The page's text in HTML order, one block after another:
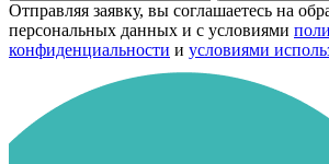
Отправляя заявку, вы соглашаетесь на
персональных данных и с условиями
конфиденциальности и условиями